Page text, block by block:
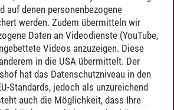
Governance & Law:
Economic Law-International
(ehemals
ohne CPs)-Deutsch als
B1.1
Governance & Law:
Law of Global Security, Peace
auf denen personenbezogene
werden. Zudem übermitteln wir
Daten an Videodienste (YouTube,
Videos anzuzeigen. Diese
in die USA übermittelt. Der
hat das Datenschutzniveau in den
Standards, jedoch als unzureichend
auch die Möglichkeit, dass Ihre